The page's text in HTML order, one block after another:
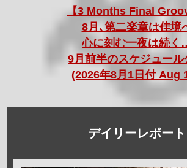
【3 Months Final
8月､第二楽章は佳境
心に刻む一夜は続く
9月前半のスケジュール
(2026年8月1日付 Aug
デイリーレポート